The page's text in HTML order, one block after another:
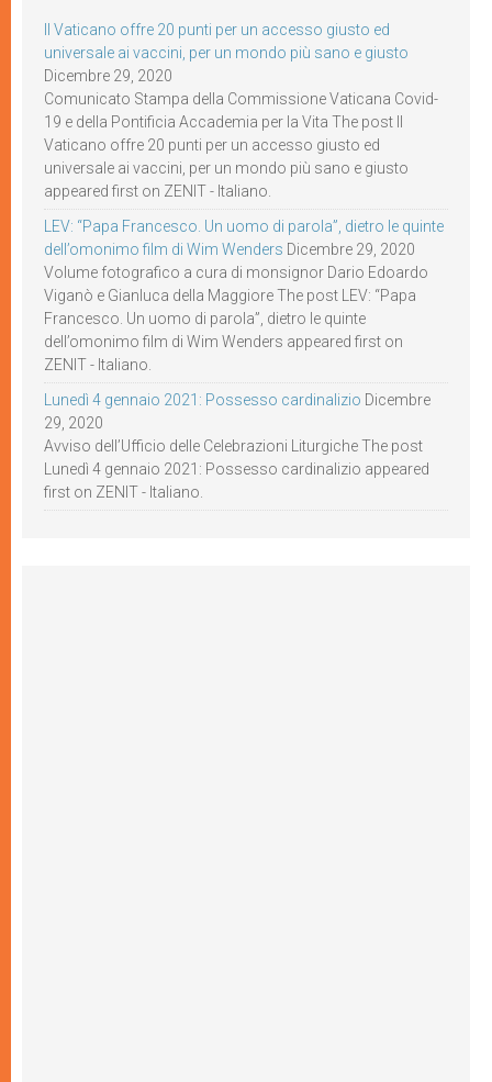
Il Vaticano offre 20 punti per un accesso giusto ed
universale ai vaccini, per un mondo più sano e giusto
Dicembre 29, 2020
Comunicato Stampa della Commissione Vaticana Covid-
19 e della Pontificia Accademia per la Vita The post Il
Vaticano offre 20 punti per un accesso giusto ed
universale ai vaccini, per un mondo più sano e giusto
appeared first on ZENIT - Italiano.
LEV: “Papa Francesco. Un uomo di parola”, dietro le quinte
dell’omonimo film di Wim Wenders Dicembre 29, 2020
Volume fotografico a cura di monsignor Dario Edoardo
Viganò e Gianluca della Maggiore The post LEV: “Papa
Francesco. Un uomo di parola”, dietro le quinte
dell’omonimo film di Wim Wenders appeared first on
ZENIT - Italiano.
Lunedì 4 gennaio 2021: Possesso cardinalizio Dicembre
29, 2020
Avviso dell’Ufficio delle Celebrazioni Liturgiche The post
Lunedì 4 gennaio 2021: Possesso cardinalizio appeared
first on ZENIT - Italiano.